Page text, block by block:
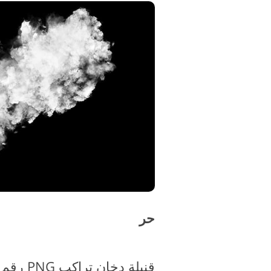
حر
قنبلة دخان تراكب PNG رقم 5 "Miracle"